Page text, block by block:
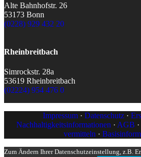
Alte Bahnhofstr. 26
53173 Bonn
(0228) 929 432 20
Rheinbreitbach
Simrockstr. 28a
53619 Rheinbreitbach
(02224) 954 476 0
Impressum · Datenschutz ·
Nachhaltigkeitsinformationen · AGB ·
vermitteln ·
Zum Ändern Ihrer Datenschutzeinstellung, z.B.